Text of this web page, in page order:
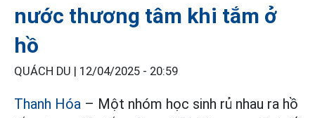
nước thương tâm khi tắm ở
hồ
QUÁCH DU | 12/04/2025 - 20:59
Thanh Hóa – Một nhóm học sinh rủ nhau ra hồ